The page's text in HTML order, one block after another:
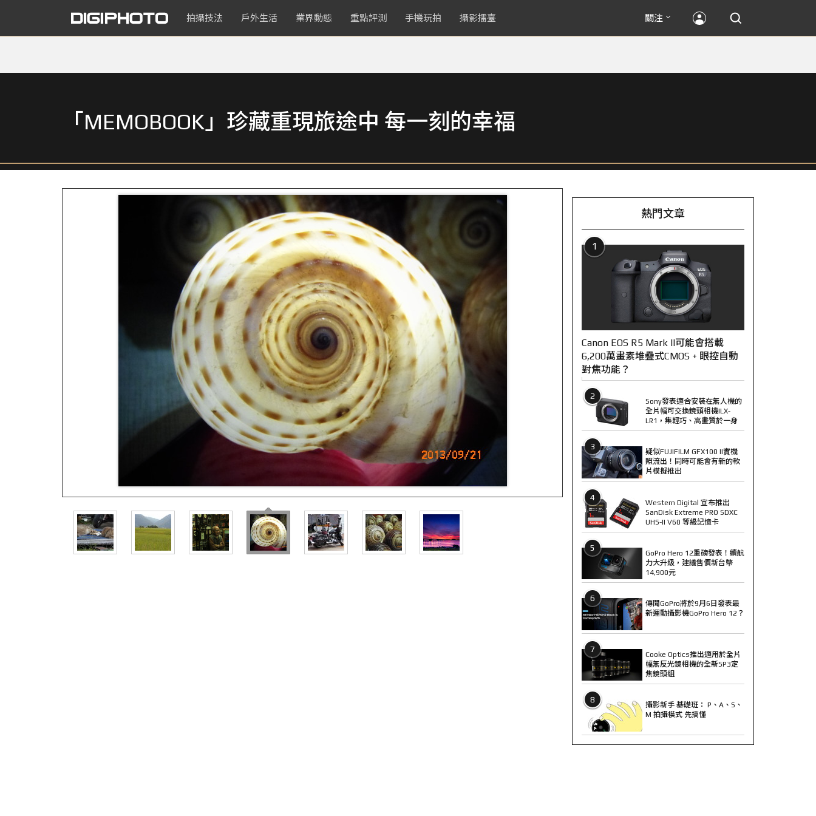
拍攝技法 戶外生活 業界動態 重點評測 手機玩拍 攝影擂臺 關注
「MEMOBOOK」珍藏重現旅途中 每一刻的幸福
熱門文章
1
Canon EOS R5 Mark II可能會搭載
6,200萬畫素堆疊式CMOS + 眼控自動
對焦功能？
2
Sony發表適合安裝在無人機的
全片幅可交換鏡頭相機ILX-
LR1，集輕巧、高畫質於一身
3
疑似FUJIFILM GFX100 II實機
照流出！同時可能會有新的軟
片模擬推出
4
Western Digital 宣布推出
SanDisk Extreme PRO SDXC
UHS-II V60 等級記憶卡
5
GoPro Hero 12重磅發表！續航
力大升級，建議售價新台幣
14,900元
6
傳聞GoPro將於9月6日發表最
新運動攝影機GoPro Hero 12？
7
Cooke Optics推出適用於全片
幅無反光鏡相機的全新SP3定
焦鏡頭組
8
攝影新手 基礎班： P、A、S、
M 拍攝模式 先搞懂